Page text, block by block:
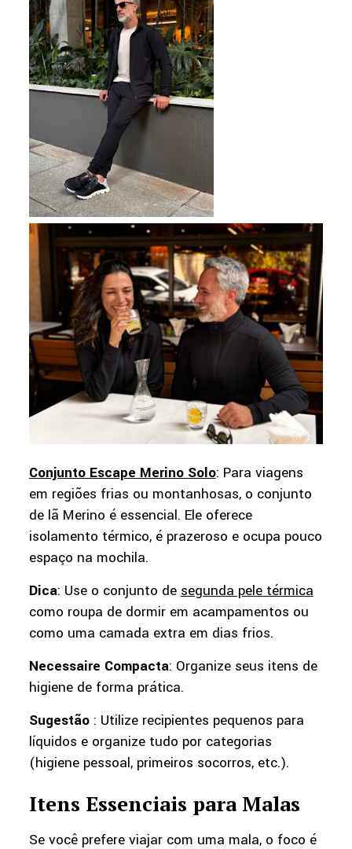
Conjunto Escape Merino Solo: Para viagens
em regiões frias ou montanhosas, o conjunto
de lã Merino é essencial. Ele oferece
isolamento térmico, é prazeroso e ocupa pouco
espaço na mochila.
Dica: Use o conjunto de segunda pele térmica
como roupa de dormir em acampamentos ou
como uma camada extra em dias frios.
Necessaire Compacta: Organize seus itens de
higiene de forma prática.
Sugestão: Utilize recipientes pequenos para
líquidos e organize tudo por categorias
(higiene pessoal, primeiros socorros, etc.).
Itens Essenciais para Malas
Se você prefere viajar com uma mala, o foco é